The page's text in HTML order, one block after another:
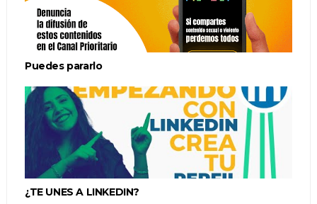
Puedes pararlo
¿TE UNES A LINKEDIN?